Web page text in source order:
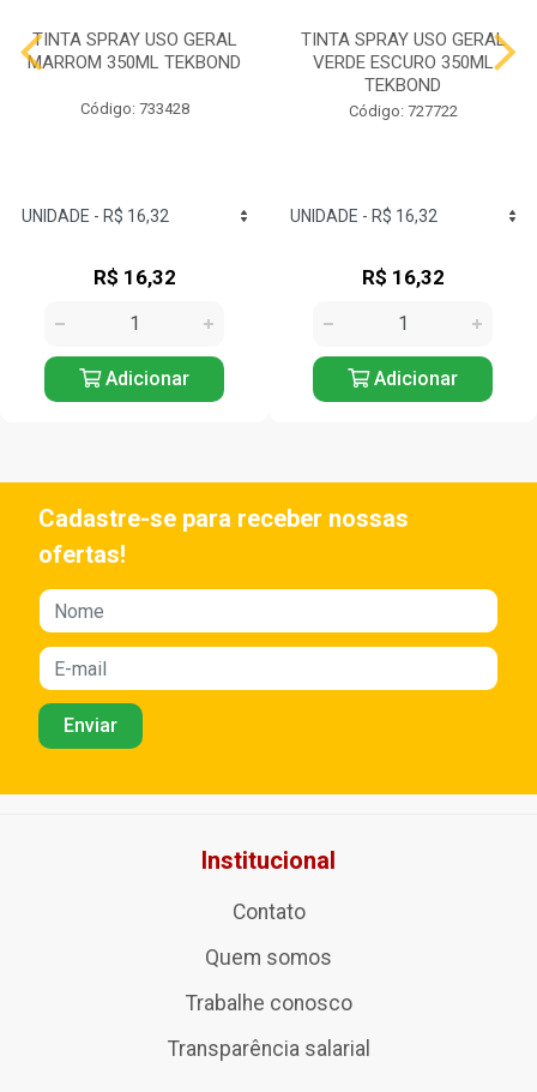
TINTA SPRAY USO GERAL
MARROM 350ML TEKBOND
Código: 733428
R$ 16,32
Adicionar
TINTA SPRAY USO GERAL
VERDE ESCURO 350ML
TEKBOND
Código: 727722
R$ 16,32
Adicionar
Cadastre-se para receber nossas
ofertas!
Institucional
Contato
Quem somos
Trabalhe conosco
Transparência salarial